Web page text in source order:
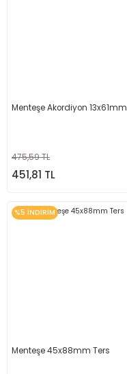
Menteşe Akordiyon 13x61mm
475,59 TL
451,81 TL
%5 İNDİRİM
Menteşe 45x88mm Ters